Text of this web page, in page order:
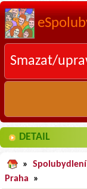
Smazat/
DETAIL
»
Praha
»